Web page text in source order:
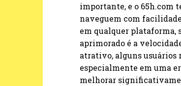
importante, e o 65h.com
naveguem com
em qualquer plataforma,
aprimorado é a
atrativo, alguns usuários
especialmente em uma
melhorar